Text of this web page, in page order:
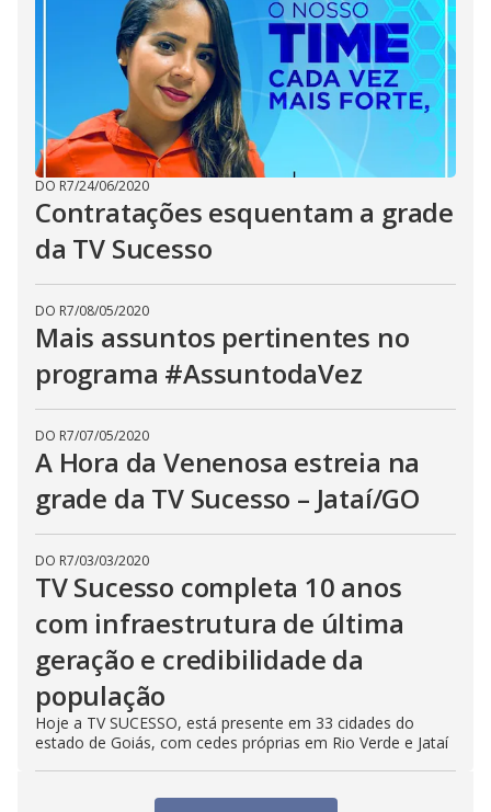
DO R7/24/06/2020
Contratações esquentam a grade
da TV Sucesso
DO R7/08/05/2020
Mais assuntos pertinentes no
programa #AssuntodaVez
DO R7/07/05/2020
A Hora da Venenosa estreia na
grade da TV Sucesso – Jataí/GO
DO R7/03/03/2020
TV Sucesso completa 10 anos
com infraestrutura de última
geração e credibilidade da
população
Hoje a TV SUCESSO, está presente em 33 cidades do
estado de Goiás, com cedes próprias em Rio Verde e Jataí